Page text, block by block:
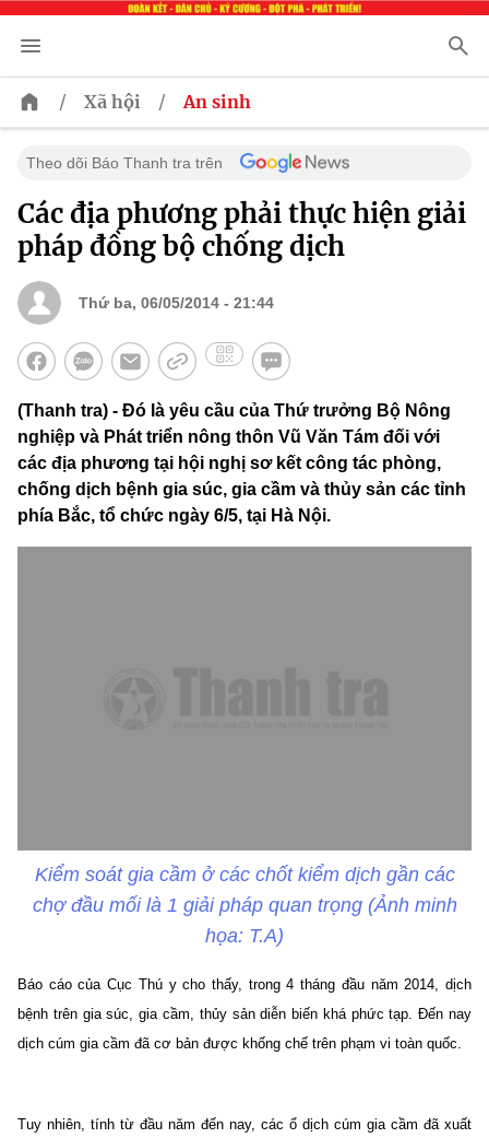
/ Xã hội / An sinh
Theo dõi Báo Thanh tra trên
Các địa phương phải thực hiện giải
pháp đồng bộ chống dịch
Thứ ba, 06/05/2014 - 21:44
(Thanh tra) - Đó là yêu cầu của Thứ trưởng Bộ Nông
nghiệp và Phát triển nông thôn Vũ Văn Tám đối với
các địa phương tại hội nghị sơ kết công tác phòng,
chống dịch bệnh gia súc, gia cầm và thủy sản các tỉnh
phía Bắc, tổ chức ngày 6/5, tại Hà Nội.
Kiểm soát gia cầm ở các chốt kiểm dịch gần các
chợ đầu mối là 1 giải pháp quan trọng (Ảnh minh
họa: T.A)
Báo cáo của Cục Thú y cho thấy, trong 4 tháng đầu năm 2014, dịch
bệnh trên gia súc, gia cầm, thủy sản diễn biến khá phức tạp. Đến nay
dịch cúm gia cầm đã cơ bản được khống chế trên phạm vi toàn quốc.
Tuy nhiên, tính từ đầu năm đến nay, các ổ dịch cúm gia cầm đã xuất